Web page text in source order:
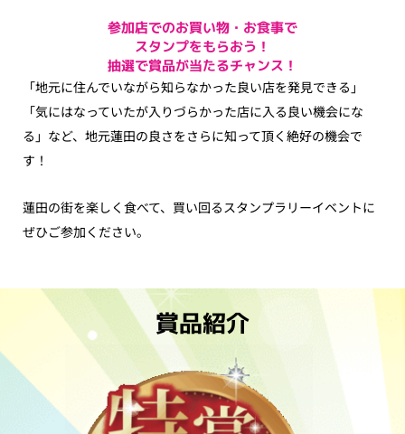
参加店でのお買い物・お食事で
スタンプをもらおう！
抽選で賞品が当たるチャンス！
「地元に住んでいながら知らなかった良い店を発見できる」
「気にはなっていたが入りづらかった店に入る良い機会にな
る」など、地元蓮田の良さをさらに知って頂く絶好の機会で
す！
蓮田の街を楽しく食べて、買い回るスタンプラリーイベントに
ぜひご参加ください。
賞品紹介